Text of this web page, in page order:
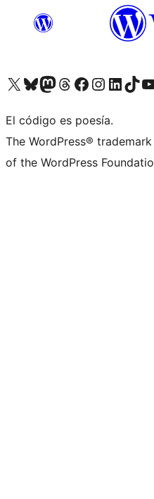
Visita nuestra cuenta de X (anteriormente Twitter)
Visita nuestra cuenta de Bluesky
Visita nuestra cuenta de Mastodon
Visita nuestra cuenta de Threads
Visita nuestra página de Facebook
Visita nuestra cuenta de
Visita nuestra cuenta
Visita nuestra
El código es poesía.
The WordPress®
of the WordPress